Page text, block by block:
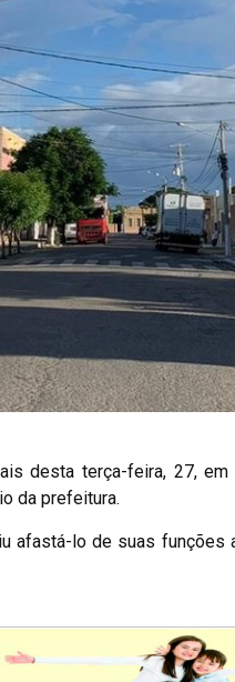
desta terça-feira, 27, em
da prefeitura.
afastá-lo de suas funções